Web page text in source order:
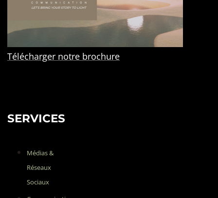
Télécharger notre brochure
SERVICES
Médias &
Réseaux
Sociaux